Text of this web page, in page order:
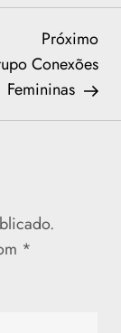
Próximo
Conexões
Femininas
*